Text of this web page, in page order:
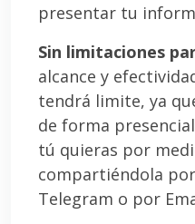
presentar tu
Sin limitaciones
alcance y
tendrá limite, ya
de forma
tú quieras por
compartiéndola
Telegram o por